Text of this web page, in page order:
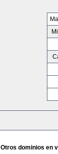
Otros dominios en